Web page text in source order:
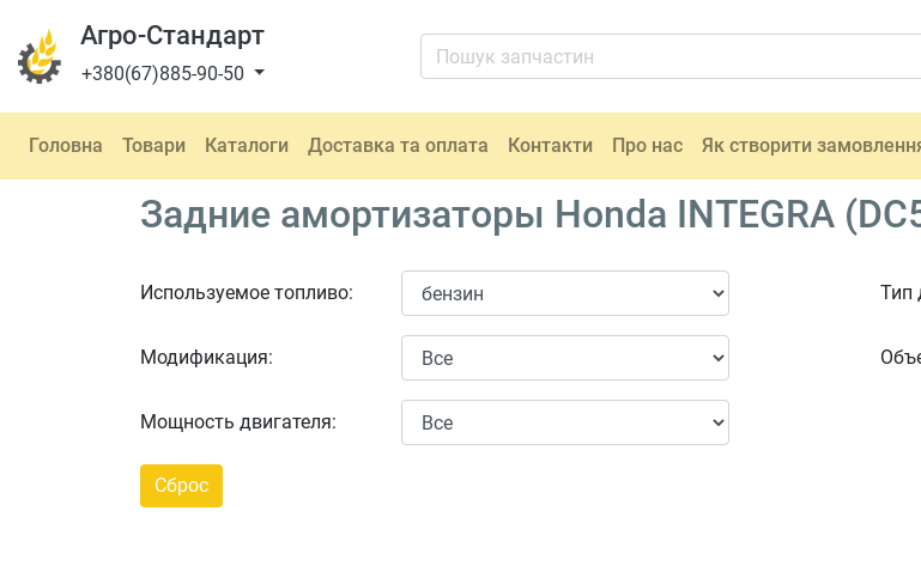
Агро-Стандарт
+380(67)885-90-50
Головна Товари Каталоги Доставка та оплата Контакти Про нас Як створити
Задние амортизаторы Honda INTEGRA
Используемое топливо:
Модификация:
Мощность двигателя:
Тип